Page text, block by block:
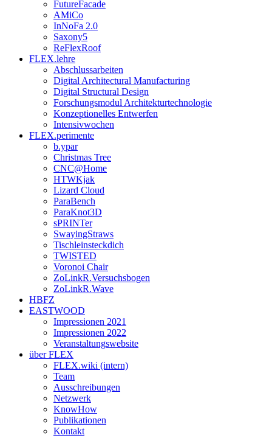
FutureFacade
AMiCo
InNoFa 2.0
Saxony5
ReFlexRoof
FLEX.lehre
Abschlussarbeiten
Digital Architectural Manufacturing
Digital Structural Design
Forschungsmodul Architekturtechnologie
Konzeptionelles Entwerfen
Intensivwochen
FLEX.perimente
b.ypar
Christmas Tree
CNC@Home
HTWKjak
Lizard Cloud
ParaBench
ParaKnot3D
sPRINTer
SwayingStraws
Tischleinsteckdich
TWISTED
Voronoi Chair
ZoLinkR.Versuchsbogen
ZoLinkR.Wave
HBFZ
EASTWOOD
Impressionen 2021
Impressionen 2022
Veranstaltungswebsite
über FLEX
FLEX.wiki (intern)
Team
Ausschreibungen
Netzwerk
KnowHow
Publikationen
Kontakt